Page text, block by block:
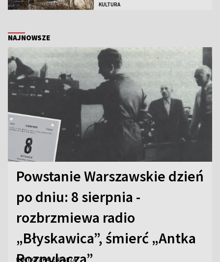
KULTURA
NAJNOWSZE
Powstanie Warszawskie dzień
po dniu: 8 sierpnia -
rozbrzmiewa radio
„Błyskawica”, śmierć „Antka
KARTKA Z KALENDARZA